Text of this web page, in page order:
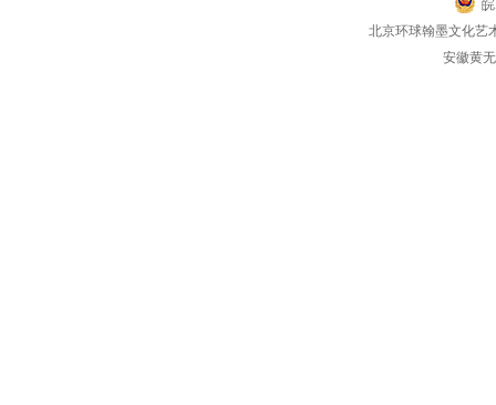
北京环球翰墨文化艺
安徽黄